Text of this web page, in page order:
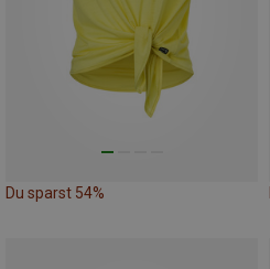
Du sparst 54%